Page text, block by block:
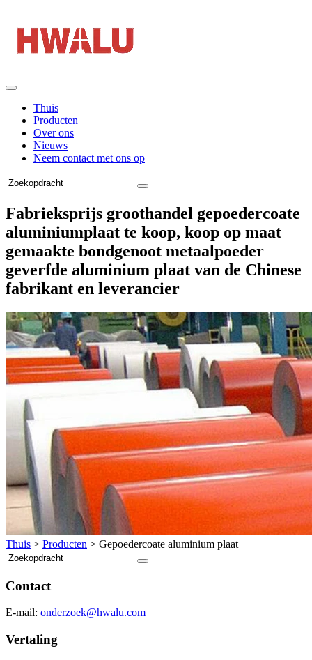
Thuis
Producten
Over ons
Nieuws
Neem contact met ons op
Fabrieksprijs groothandel gepoedercoate
aluminiumplaat te koop, koop op maat
gemaakte bondgenoot metaalpoeder
geverfde aluminium plaat van de Chinese
fabrikant en leverancier
Thuis > Producten > Gepoedercoate aluminium plaat
Contact
E-mail: onderzoek@hwalu.com
Vertaling